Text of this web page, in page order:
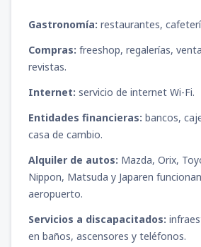
Gastronomía: restaurantes,
Compras: freeshop, regalerías,
revistas.
Internet: servicio de internet Wi-Fi.
Entidades financieras: bancos,
casa de cambio.
Alquiler de autos: Mazda, Orix,
Nippon, Matsuda y Japaren
aeropuerto.
Servicios a discapacitados:
en baños, ascensores y teléfonos.